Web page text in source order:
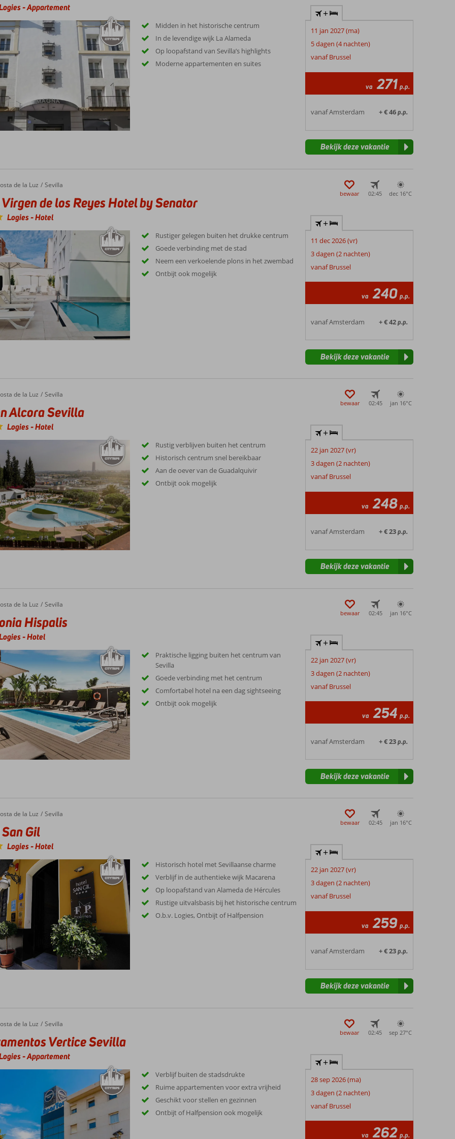
-Appartement
Midden in het historische centrum
In de levendige wijk La Alameda
Op loopafstand van Sevilla’s highlights
Moderne appartementen en suites
+
11 jan 2027 (ma)
5 dagen (4 nachten)
vanaf Brussel
va 271 p.p.
vanaf Amsterdam + € 46p.p.
Bekijk deze vakantie
de la Luz Sevilla
de los Reyes Hotel by Senator
de los Reyes Hotel by Senator
Logies-Hotel
bewaar 02:45 dec 16°C
Rustiger gelegen buiten het drukke centrum
Goede verbinding met de stad
Neem een verkoelende plons in het zwembad
Ontbijt ook mogelijk
+
11 dec 2026 (vr)
3 dagen (2 nachten)
vanaf Brussel
va 240 p.p.
vanaf Amsterdam + € 42p.p.
Bekijk deze vakantie
de la Luz Sevilla
Alcora Sevilla
Logies-Hotel
bewaar 02:45 jan 16°C
Rustig verblijven buiten het centrum
Historisch centrum snel bereikbaar
Aan de oever van de Guadalquivir
Ontbijt ook mogelijk
+
22 jan 2027 (vr)
3 dagen (2 nachten)
vanaf Brussel
va 248 p.p.
vanaf Amsterdam + € 23p.p.
Bekijk deze vakantie
de la Luz Sevilla
Hispalis
-Hotel
bewaar 02:45 jan 16°C
Praktische ligging buiten het centrum van
Sevilla
Goede verbinding met het centrum
Comfortabel hotel na een dag sightseeing
Ontbijt ook mogelijk
+
22 jan 2027 (vr)
3 dagen (2 nachten)
vanaf Brussel
va 254 p.p.
vanaf Amsterdam + € 23p.p.
Bekijk deze vakantie
de la Luz Sevilla
Gil
Gil
Logies-Hotel
bewaar 02:45 jan 16°C
Historisch hotel met Sevillaanse charme
Verblijf in de authentieke wijk Macarena
Op loopafstand van Alameda de Hércules
Rustige uitvalsbasis bij het historische centrum
O.b.v. Logies, Ontbijt of Halfpension
+
22 jan 2027 (vr)
3 dagen (2 nachten)
vanaf Brussel
va 259 p.p.
vanaf Amsterdam + € 23p.p.
Bekijk deze vakantie
de la Luz Sevilla
Vertice Sevilla
-Appartement
bewaar 02:45 sep 27°C
Verblijf buiten de stadsdrukte
Ruime appartementen voor extra vrijheid
Geschikt voor stellen en gezinnen
Ontbijt of Halfpension ook mogelijk
+
28 sep 2026 (ma)
3 dagen (2 nachten)
vanaf Brussel
va 262 p.p.